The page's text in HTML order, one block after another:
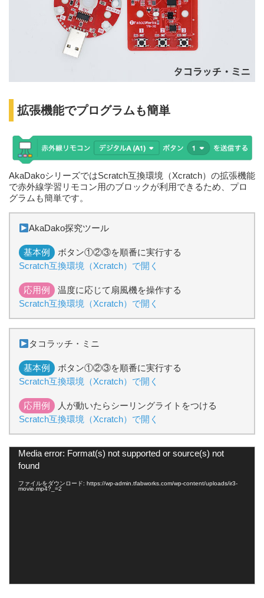
拡張機能でプログラムも簡単
AkaDakoシリーズではScratch互換環境（Xcratch）の拡張機能
で赤外線学習リモコン用のブロックが利用できるため、プロ
グラムも簡単です。
AkaDako探究ツール
基本例
ボタン①②③を順番に実行する
Scratch互換環境（Xcratch）で開く
応用例
温度に応じて扇風機を操作する
Scratch互換環境（Xcratch）で開く
タコラッチ・ミニ
基本例
ボタン①②③を順番に実行する
Scratch互換環境（Xcratch）で開く
応用例
人が動いたらシーリングライトをつける
Scratch互換環境（Xcratch）で開く
Media error: Format(s) not supported or source(s) not
found
ファイルをダウンロード: https://wp-admin.tfabworks.com/wp-content/uploads/ir3-
movie.mp4?_=2